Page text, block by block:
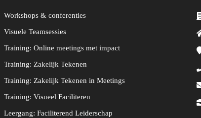
Workshops & conferenties
Visuele Teamsessies
Training: Online meetings met impact
Training: Zakelijk Tekenen
Training: Zakelijk Tekenen in Meetings
Training: Visueel Faciliteren
Leergang: Faciliterend Leiderschap